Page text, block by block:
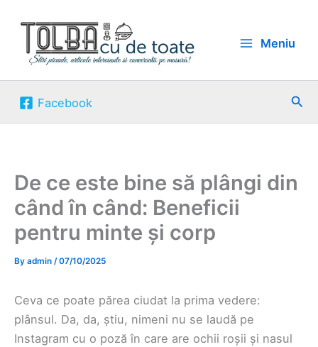
content
Meniu
Facebook
De ce este bine să plângi din
când în când: Beneficii
pentru minte și corp
By admin /07/10/2025
Ceva ce poate părea ciudat la prima vedere:
plânsul. Da, da, știu, nimeni nu se laudă pe
Instagram cu o poză în care are ochii roșii și nasul